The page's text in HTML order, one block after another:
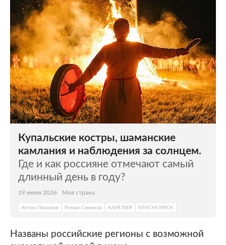
Купальские костры, шаманские
камлания и наблюдения за солнцем.
Где и как россияне отмечают самый
длинный день в году?
19 июня 2026 Моя страна
Антон Пахомов Роман Семенов КАРЕЛИЯ КРАСНОЯРСК
Названы российские регионы с возможной